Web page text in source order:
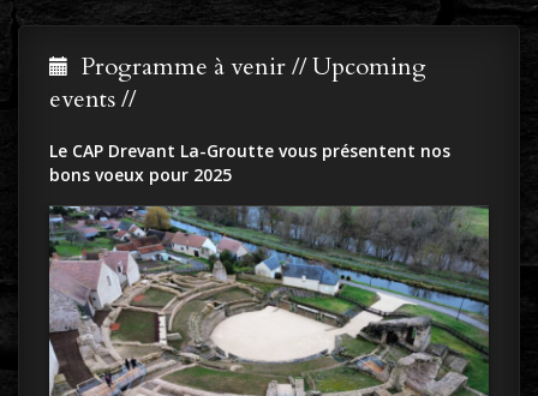
Programme à venir // Upcoming
events //
Le CAP Drevant La-Groutte vous présentent nos
bons voeux pour 2025